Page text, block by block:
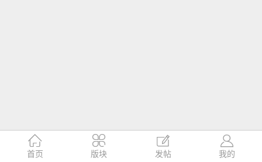

首页

版块

发帖

我的